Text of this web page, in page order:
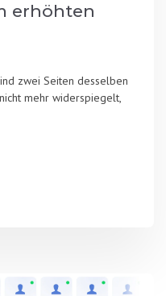
erhöhten
zwei Seiten desselben
mehr widerspiegelt,